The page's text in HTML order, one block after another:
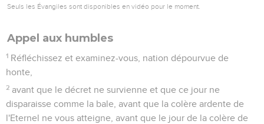
Seuls les Évangiles sont disponibles en vidéo pour le moment.
Appel aux humbles
1 Réfléchissez et examinez-vous, nation dépourvue de
honte,
2 avant que le décret ne survienne et que ce jour ne
disparaisse comme la bale, avant que la colère ardente de
l'Eternel ne vous atteigne, avant que le jour de la colère de